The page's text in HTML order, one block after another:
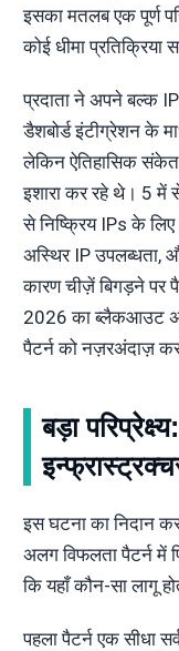
इसका मतलब एक पूर्ण
कोई धीमा
प्रदाता ने अपने बल्क
डैशबोर्ड इंटीग्रेशन के
लेकिन ऐतिहासिक
इशारा कर रहे थे। 5 में
से निष्क्रिय IPs के
अस्थिर IP उपलब्धता,
कारण चीज़ें बिगड़ने पर
2026 का ब्लैकआउट
पैटर्न को नज़रअंदाज़
बड़ा
इस घटना का निदान
अलग विफलता पैटर्न में
कि यहाँ कौन-सा लागू
पहला पैटर्न एक सीधा